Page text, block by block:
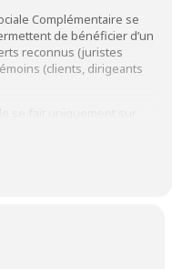
Complémentaire se
de bénéficier d’un
reconnus (juristes
(clients, dirigeants
de Santé : un